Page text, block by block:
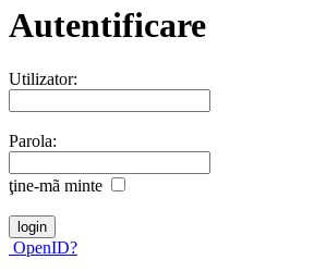
Autentificare
Utilizator:
Parola:
ţine-mã minte
OpenID?